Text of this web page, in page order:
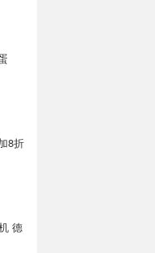
8折
德